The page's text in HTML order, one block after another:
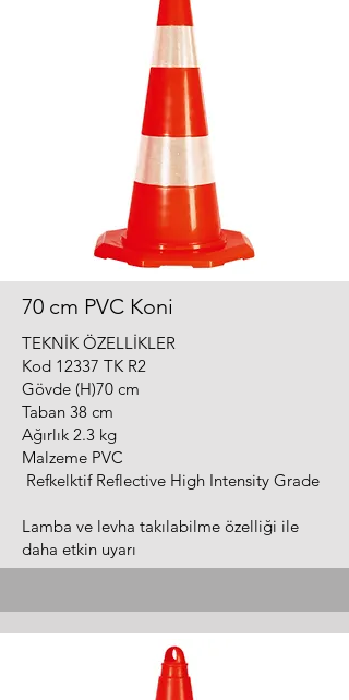
70 cm PVC Koni
TEKNİK ÖZELLİKLER
Kod 12337 TK R2
Gövde (H)70 cm
Taban 38 cm
Ağırlık 2.3 kg
Malzeme PVC
Refkelktif Reflective High Intensity Grade
Lamba ve levha takılabilme özelliği ile
daha etkin uyarı